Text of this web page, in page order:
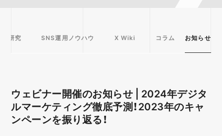
研究 SNS運用ノウハウ X Wiki コラム お知らせ
ウェビナー開催のお知らせ | 2024年デジタ
ルマーケティング徹底予測！2023年のキャ
ンペーンを振り返る！